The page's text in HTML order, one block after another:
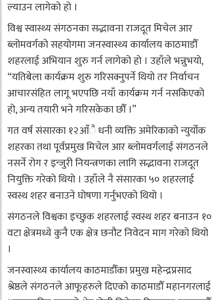
ल्याउन लागेको हो ।
विश्व स्वास्थ्य संगठनका सद्भावना राजदूत मिचेल आर
ब्लोमवर्गको सहयोगमा जनस्वास्थ्य कार्यालय काठमाडौँ
शहरलाई अभियान शुरु गर्न लागेको हो । उहाँले भन्नुभयो,
“यतिबेला कार्यक्रम शुरु गरिसक्नुपर्ने थियो तर निर्वाचन
आचारसंहित लागू भएपछि नयाँ कार्यक्रम गर्न नसकिएको
हो, अन्य तयारी भने गरिसकेका छौँ ।”
गत वर्ष संसारका १२आँै धनी व्यक्ति अमेरिकाको न्युर्योक
शहरका तथा पूर्वप्रमुख मिचेल आर ब्लोमवर्गलाई संगठनले
नसर्ने रोग र इन्जुरी नियन्त्रणका लागि सद्भावना राजदूत
नियुक्ति गरेको थियो । उहाँले नै संसारका ५० शहरलाई
स्वस्थ शहर बनाउने घोषणा गर्नुभएको थियो ।
संगठनले विश्वका इच्छुक शहरलाई स्वस्थ शहर बनाउन १०
वटा क्षेत्रमध्ये कुनै एक क्षेत्र छनौट निवेदन माग गरेको थियो
।
जनस्वास्थ्य कार्यालय काठमाडौँका प्रमुख महेन्द्रप्रसाद
श्रेष्ठले संगठनले आफूहरुले दिएको काठमाडौँ महानगरलाई